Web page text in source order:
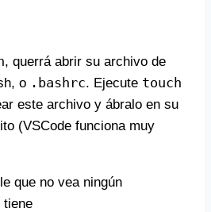
, querrá abrir su archivo de
o .bashrc. Ejecute touch
este archivo y ábralo en su
(VSCode funciona muy
que no vea ningún
tiene